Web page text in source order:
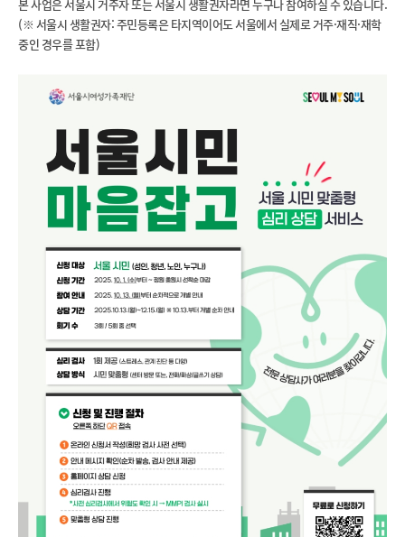
본 사업은 서울시 거주자 또는 서울시 생활권자라면 누구나 참여하실 수 있습니다.
(※ 서울시 생활권자: 주민등록은 타지역이어도 서울에서 실제로 거주·재직·재학
중인 경우를 포함)